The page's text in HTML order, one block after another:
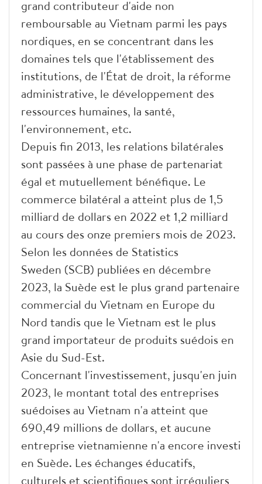
grand contributeur d'aide non
remboursable au Vietnam parmi les pays
nordiques, en se concentrant dans les
domaines tels que l'établissement des
institutions, de l'État de droit, la réforme
administrative, le développement des
ressources humaines, la santé,
l'environnement, etc.
Depuis fin 2013, les relations bilatérales
sont passées à une phase de partenariat
égal et mutuellement bénéfique. Le
commerce bilatéral a atteint plus de 1,5
milliard de dollars en 2022 et 1,2 milliard
au cours des onze premiers mois de 2023.
Selon les données de Statistics
Sweden (SCB) publiées en décembre
2023, la Suède est le plus grand partenaire
commercial du Vietnam en Europe du
Nord tandis que le Vietnam est le plus
grand importateur de produits suédois en
Asie du Sud-Est.
Concernant l'investissement, jusqu'en juin
2023, le montant total des entreprises
suédoises au Vietnam n'a atteint que
690,49 millions de dollars, et aucune
entreprise vietnamienne n'a encore investi
en Suède. Les échanges éducatifs,
culturels et scientifiques sont irréguliers